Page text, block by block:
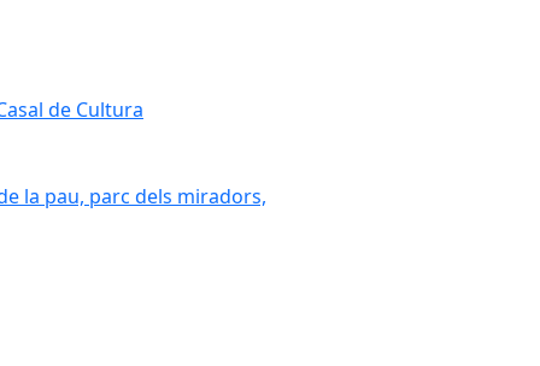
de Cultura
la pau, parc dels miradors,